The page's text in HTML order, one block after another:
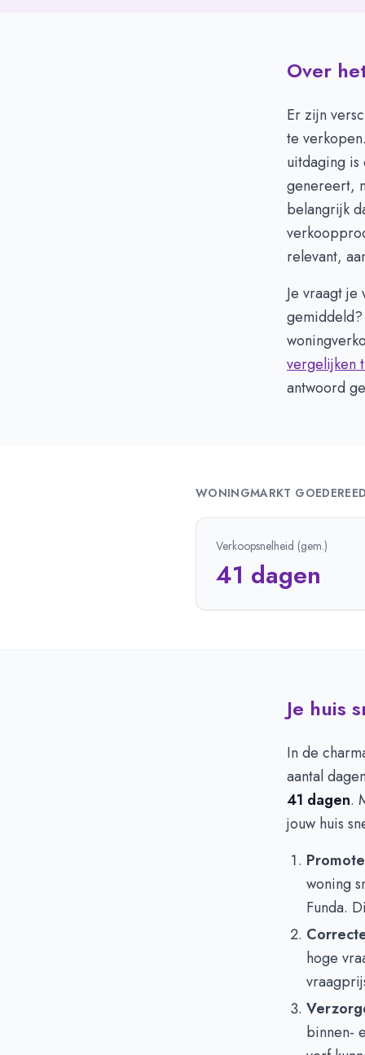
Over
Er zijn
te
uitdaging
genereert,
belangrijk
relevant,
Je vraagt
vergelijken
antwoord
WONINGMARKT
Verkoopsnelheid (gem.)
41 dagen
Je huis
In de
aantal
41 dagen.
jouw huis
woning
Funda.
hoge
binnen-